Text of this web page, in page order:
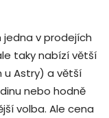
v prodejích
taky nabízí větší
u Astry) a větší
nebo hodně
volba. Ale cena